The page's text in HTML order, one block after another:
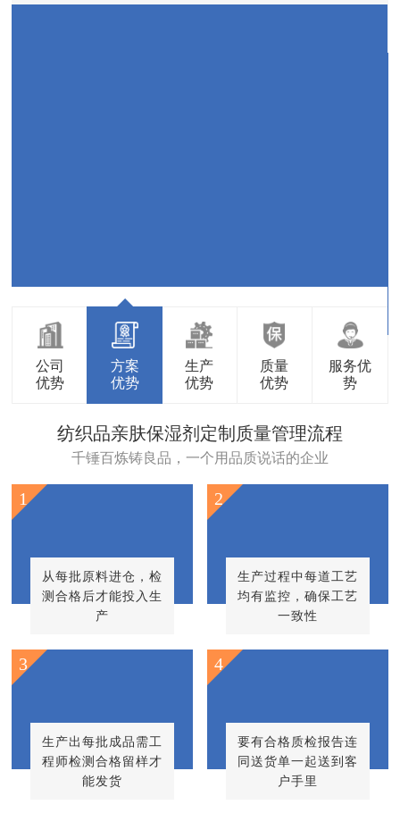
公司
优势
方案
优势
生产
优势
质量
优势
服务优
势
纺织品亲肤保湿剂定制质量管理流程
千锤百炼铸良品，一个用品质说话的企业
从每批原料进仓，检
测合格后才能投入生
产
1
生产过程中每道工艺
均有监控，确保工艺
一致性
2
生产出每批成品需工
程师检测合格留样才
能发货
3
要有合格质检报告连
同送货单一起送到客
户手里
4